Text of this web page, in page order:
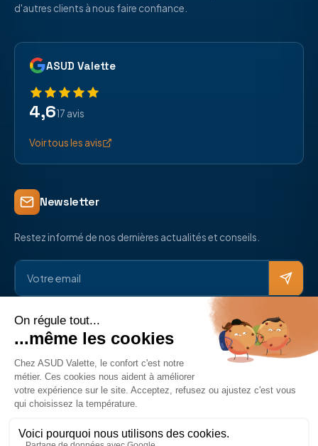
d'autres clients à nous faire confiance.
ASUD Valette
4,617 avis
Voir tous les avis
Newsletter
Restez informé de nos dernières actualités et conseils.
Réseaux sociaux
© 2026 ASUD Électricité. Tous droits réservés.
Politique de cookies